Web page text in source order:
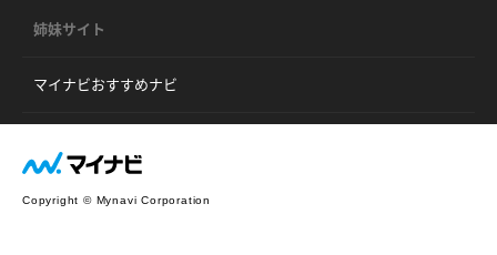
姉妹サイト
マイナビおすすめナビ
Copyright © Mynavi Corporation